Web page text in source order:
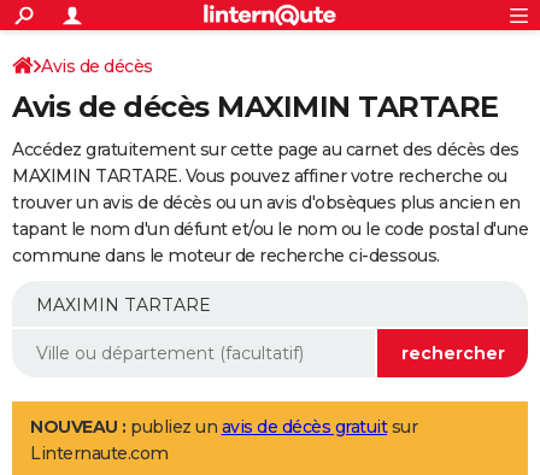
ACTUALITÉS
Politique
Société
Faits Divers
Education
Monde
Villes
+
SPORT
Coupe du monde 2026
Football
Tennis
Cyclisme
Rugby
Forum
Programme TV
TNT
Streaming
Cinéma
Sorties cinéma
Musique
+
FINANCE
Retraite
Epargne
Immobilier
Risques naturels par ville
Assurance
AUTO
Essais
Réserver un essai
Citadines
Berlines
SUV
Forum auto
+
Mobiles
Meilleur smartphone
Internet
Ordinateurs
Jeux vidéo
Guide high-tech
Aménagement intérieur
LIFESTYLE
Art de vivre
Bien-être
Loisirs
Mode
Modes de vie
Avis de décès
Avis de décès MAXIMIN TARTARE
Accédez gratuitement sur cette page au carnet des décès des
MAXIMIN TARTARE. Vous pouvez affiner votre recherche ou
trouver un avis de décès ou un avis d'obsèques plus ancien en
tapant le nom d'un défunt et/ou le nom ou le code postal d'une
commune dans le moteur de recherche ci-dessous.
NOUVEAU : publiez un avis de décès gratuitsur
Linternaute.com